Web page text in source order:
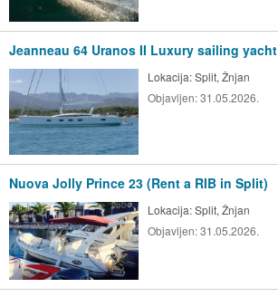
Jeanneau 64 Uranos II Luxury sailing yacht
Lokacija:Split, Žnjan
Objavljen:31.05.2026.
Nuova Jolly Prince 23 (Rent a RIB in Split)
Lokacija:Split, Žnjan
Objavljen:31.05.2026.